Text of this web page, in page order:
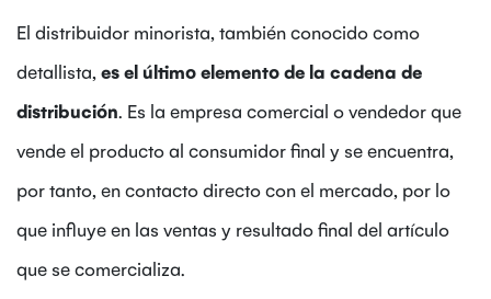
El distribuidor minorista, también conocido como
detallista, es el último elemento de la cadena de
distribución. Es la empresa comercial o vendedor que
vende el producto al consumidor final y se encuentra,
por tanto, en contacto directo con el mercado, por lo
que influye en las ventas y resultado final del artículo
que se comercializa.